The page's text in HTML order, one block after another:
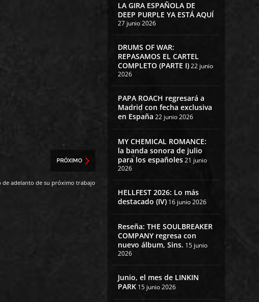
PRÓXIMO
de adelanto de su próximo trabajo
LA GIRA ESPAÑOLA DE
DEEP PURPLE YA ESTÁ AQUÍ
27 junio 2026
DRUMS OF WAR:
REPASAMOS EL CARTEL
COMPLETO (PARTE I)22 junio
2026
PAPA ROACH regresará a
Madrid con fecha exclusiva
en España 22 junio 2026
MY CHEMICAL ROMANCE:
la banda sonora de julio
para los españoles21 junio
2026
HELLFEST 2026: Lo más
destacado (IV) 16 junio 2026
Reseña: THE SOULBREAKER
COMPANY regresa con
nuevo álbum, Sins. 15 junio
2026
Junio, el mes de LINKIN
PARK 15 junio 2026